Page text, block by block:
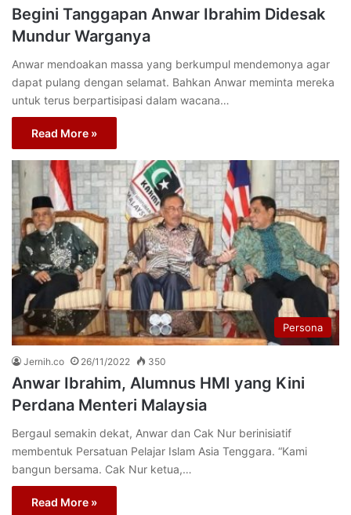
Begini Tanggapan Anwar Ibrahim Didesak
Mundur Warganya
Anwar mendoakan massa yang berkumpul mendemonya agar
dapat pulang dengan selamat. Bahkan Anwar meminta mereka
untuk terus berpartisipasi dalam wacana…
Read More »
Persona
Jernih.co 26/11/2022 350
Anwar Ibrahim, Alumnus HMI yang Kini
Perdana Menteri Malaysia
Bergaul semakin dekat, Anwar dan Cak Nur berinisiatif
membentuk Persatuan Pelajar Islam Asia Tenggara. “Kami
bangun bersama. Cak Nur ketua,…
Read More »